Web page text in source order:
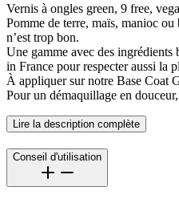
Vernis à ongles green, 9 free,
Pomme de terre, maïs, manioc
n’est trop bon.
Une gamme avec des ingrédients
in France pour respecter aussi la
À appliquer sur notre Base Coat
Pour un démaquillage en
Lire la description complète
Conseil d'utilisation